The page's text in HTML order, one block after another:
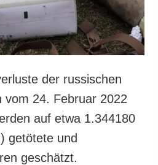
der russischen
vom 24. Februar 2022
auf etwa 1.344180
getötete und
geschätzt.